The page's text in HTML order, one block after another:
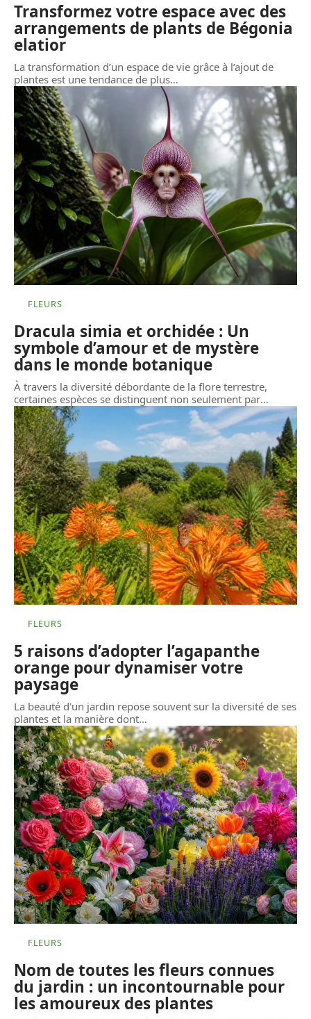
Transformez votre espace avec des
arrangements de plants de Bégonia
elatior
La transformation d’un espace de vie grâce à l’ajout de
plantes est une tendance de plus…
FLEURS
Dracula simia et orchidée : Un
symbole d’amour et de mystère
dans le monde botanique
À travers la diversité débordante de la flore terrestre,
certaines espèces se distinguent non seulement par…
FLEURS
5 raisons d’adopter l’agapanthe
orange pour dynamiser votre
paysage
La beauté d'un jardin repose souvent sur la diversité de ses
plantes et la manière dont…
FLEURS
Nom de toutes les fleurs connues
du jardin : un incontournable pour
les amoureux des plantes